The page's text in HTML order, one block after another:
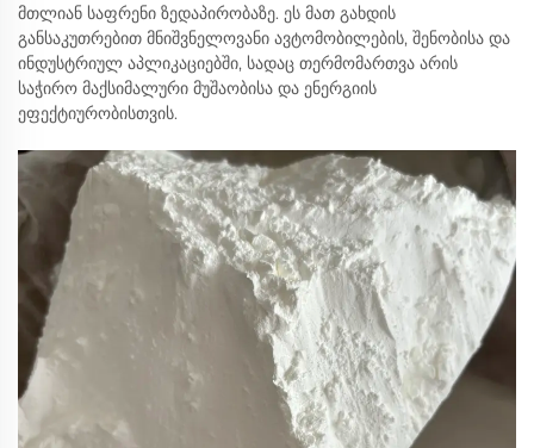
მთლიან საფრენი ზედაპირობაზე. ეს მათ გახდის
განსაკუთრებით მნიშვნელოვანი ავტომობილების, შენობისა და
ინდუსტრიულ აპლიკაციებში, სადაც თერმომართვა არის
საჭირო მაქსიმალური მუშაობისა და ენერგიის
ეფექტიურობისთვის.